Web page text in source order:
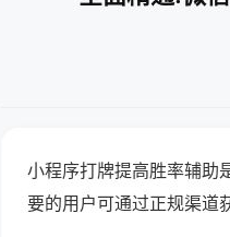
小程序打牌提高胜率辅助
要的用户可通过正规渠道